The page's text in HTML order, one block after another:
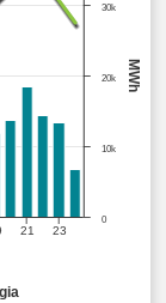
MWh
21 23
0
10k
20k
30k